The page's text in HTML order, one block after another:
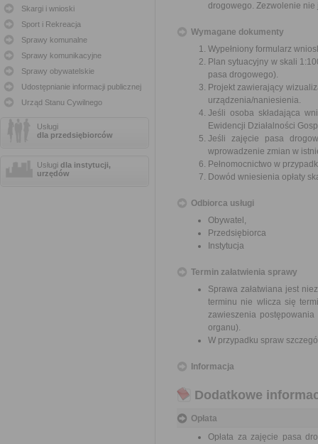
Skargi i wnioski
Sport i Rekreacja
Sprawy komunalne
Sprawy komunikacyjne
Sprawy obywatelskie
Udostępnianie informacji publicznej
Urząd Stanu Cywilnego
Usługi
dla przedsiębiorców
Usługi dla instytucji,
urzędów
drogowego. Zezwolenie
Wymagane dokumenty
Wypełniony formularz
Plan sytuacyjny w skali
pasa drogowego).
Projekt zawierający
urządzenia/naniesienia.
Jeśli osoba składająca
Ewidencji Działalności
Jeśli zajęcie pasa
wprowadzenie zmian w
Pełnomocnictwo w
Dowód wniesienia opłaty
Odbiorca usługi
Obywatel,
Przedsiębiorca
Instytucja
Termin załatwienia sprawy
Sprawa załatwiana jest
terminu nie wlicza się
zawieszenia
organu).
W przypadku spraw
Informacja
Dodatkowe
Opłata
Opłata za zajęcie pasa